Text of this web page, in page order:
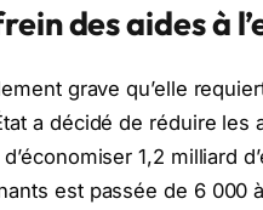
des aides à
grave qu’elle
a décidé de réduire
1,2 milliard
est passée de 6